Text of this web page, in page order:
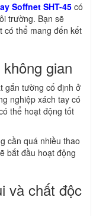
Soffnet SHT-45có
trường. Bạn sẽ
có thể mang đến kết
gian
gắn tường cố định ở
nghiệp xách tay có
thể hoạt động tốt
cần quá nhiều thao
bắt đầu hoạt động
và chất độc